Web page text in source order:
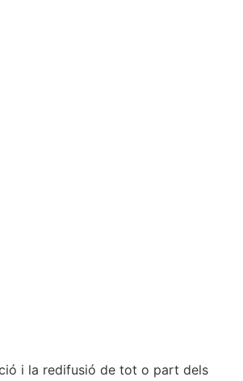
i la redifusió de tot o part dels